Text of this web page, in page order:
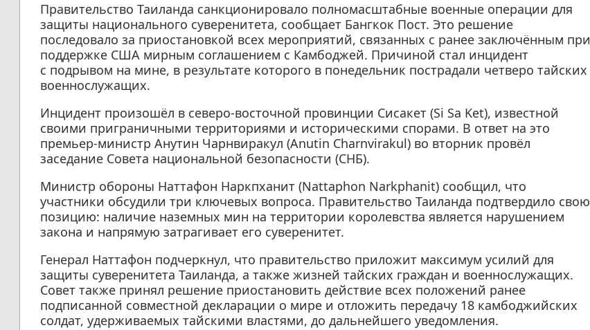
Правительство Таиланда санкционировало полномасштабные военные операции для
защиты национального суверенитета, сообщает Бангкок Пост. Это решение
последовало за приостановкой всех мероприятий, связанных с ранее заключённым при
поддержке США мирным соглашением с Камбоджей. Причиной стал инцидент
с подрывом на мине, в результате которого в понедельник пострадали четверо тайских
военнослужащих.
Инцидент произошёл в северо-восточной провинции Сисакет (Si Sa Ket), известной
своими приграничными территориями и историческими спорами. В ответ на это
премьер-министр Анутин Чарнвиракул (Anutin Charnvirakul) во вторник провёл
заседание Совета национальной безопасности (СНБ).
Министр обороны Наттафон Наркпханит (Nattaphon Narkphanit) сообщил, что
участники обсудили три ключевых вопроса. Правительство Таиланда подтвердило свою
позицию: наличие наземных мин на территории королевства является нарушением
закона и напрямую затрагивает его суверенитет.
Генерал Наттафон подчеркнул, что правительство приложит максимум усилий для
защиты суверенитета Таиланда, а также жизней тайских граждан и военнослужащих.
Совет также принял решение приостановить действие всех положений ранее
подписанной совместной декларации о мире и отложить передачу 18 камбоджийских
солдат, удерживаемых тайскими властями, до дальнейшего уведомления.